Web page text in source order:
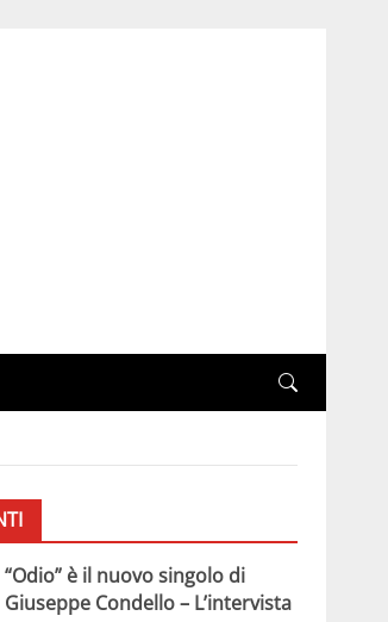
“Odio” è il nuovo singolo di
Giuseppe Condello – L’intervista